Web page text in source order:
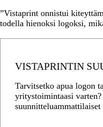
”Vistaprint onnistui
todella hienoksi logoksi,
VISTAPRINTIN
Tarvitsetko apua logon
yritystoimintaasi